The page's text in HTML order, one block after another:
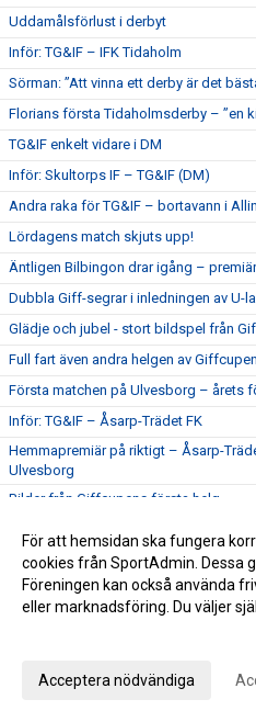
Uddamålsförlust i derbyt
Inför: TG&IF – IFK Tidaholm
Sörman: ”Att vinna ett derby är det
Florians första Tidaholmsderby – ”en
TG&IF enkelt vidare i DM
Inför: Skultorps IF – TG&IF (DM)
Andra raka för TG&IF – bortavann i
Lördagens match skjuts upp!
Äntligen Bilbingon drar igång –
Dubbla Giff-segrar i inledningen av U-
Glädje och jubel - stort bildspel från
Full fart även andra helgen av
Första matchen på Ulvesborg – årets
Inför: TG&IF – Åsarp-Trädet FK
Hemmapremiär på riktigt – Åsarp-
Ulvesborg
Bilder från Giffcupens första helg
Sent mål räddade en poäng i
Inför: TG&IF – Brålanda IF
Inför: Holmalunds IF – TG&IF
För att hemsidan ska fungera
cookies från SportAdmin. Dessa
Föreningen kan också använda
eller marknadsföring. Du väljer
Acceptera nödvändiga